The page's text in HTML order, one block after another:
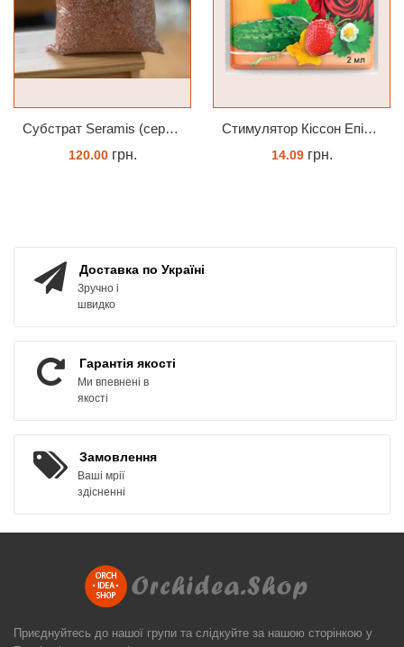
Субстрат Seramis (серамис) універсальний - гранульована глина стандартного разміра для всіх рослин 1 л
120.00грн.
Cтимулятор Кіссон Епін +
14.09грн.
Доставка по Україні
Зручно і
швидко
Гарантія якості
Ми впевнені в
якості
Замовлення
Ваші мрії
здісненні
Приєднуйтесь до нашої групи та слідкуйте за нашою сторінкою у